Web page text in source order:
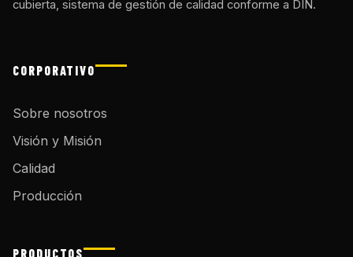
cubierta, sistema de gestión de calidad conforme a DIN.
CORPORATIVO
Sobre nosotros
Visión y Misión
Calidad
Producción
PRODUCTOS